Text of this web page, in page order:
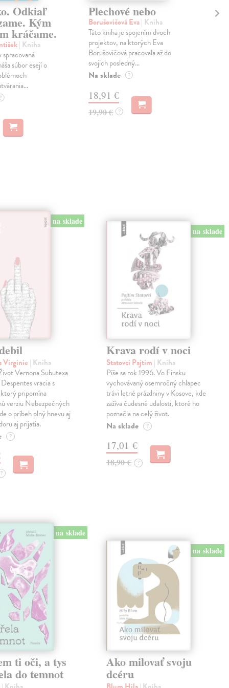
Odkiaľ
Kým
kráčame.
| Kniha
súbor esejí o
?
Plechové nebo
Borušovičová Eva| Kniha
Táto kniha je spojením dvoch
projektov, na ktorých Eva
Borušovičová pracovala až do
svojich posledný...
Na sklade ?
18,91 €
19,90 € ?
na sklade
Virginie | Kniha
Vernona Subutexa
vracia s
pripomína
verziu Nebezpečných
o príbeh plný hnevu aj
aj prijatia.
?
?
na sklade
Krava rodí v noci
Statovci Pajtim | Kniha
Píše sa rok 1996. Vo Fínsku
vychovávaný osemročný chlapec
trávi letné prázdniny v Kosove, kde
zažíva čudesné udalosti, ktoré ho
poznačia na celý život.
Na sklade ?
17,01 €
18,90 € ?
na sklade
ti oči, a tys
do temnot
na sklade
Ako milovať svoju
dcéru